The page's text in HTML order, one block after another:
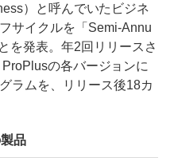
）と呼んでいたビジネ
サイクルを「Semi-Annu
を発表。年2回リリースさ
の各バージョンに
ラムを、リリース後18カ
品